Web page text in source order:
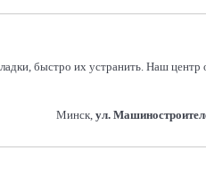
быстро их устранить. Наш
Минск, ул.